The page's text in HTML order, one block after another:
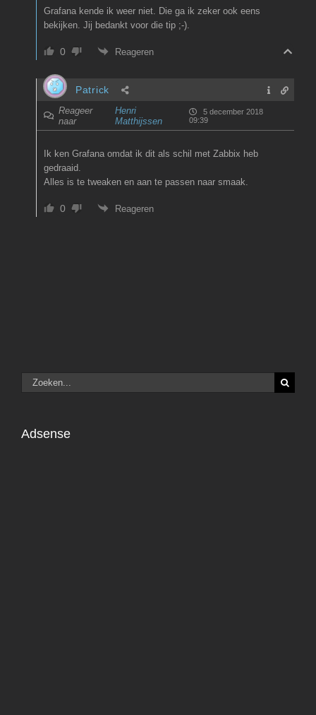
Grafana kende ik weer niet. Die ga ik zeker ook eens
bekijken. Jij bedankt voor die tip ;-).
0 Reageren
Patrick
Reageer
naar
Henri
Matthijssen
5 december 2018
09:39
Ik ken Grafana omdat ik dit als schil met Zabbix heb
gedraaid.
Alles is te tweaken en aan te passen naar smaak.
0 Reageren
Zoeken
naar:
Adsense